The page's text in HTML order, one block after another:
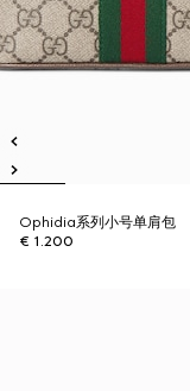
Ophidia系列小号单肩包
€ 1.200